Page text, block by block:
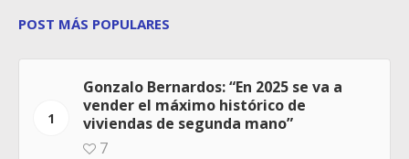
POST MÁS POPULARES
1
Gonzalo Bernardos: “En 2025 se va a
vender el máximo histórico de
viviendas de segunda mano”
7